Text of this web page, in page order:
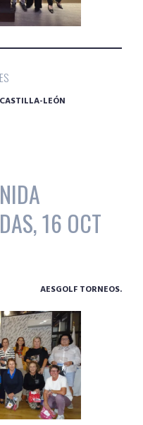
CASTILLA-LEÓN
16 OCT
AESGOLF TORNEOS.